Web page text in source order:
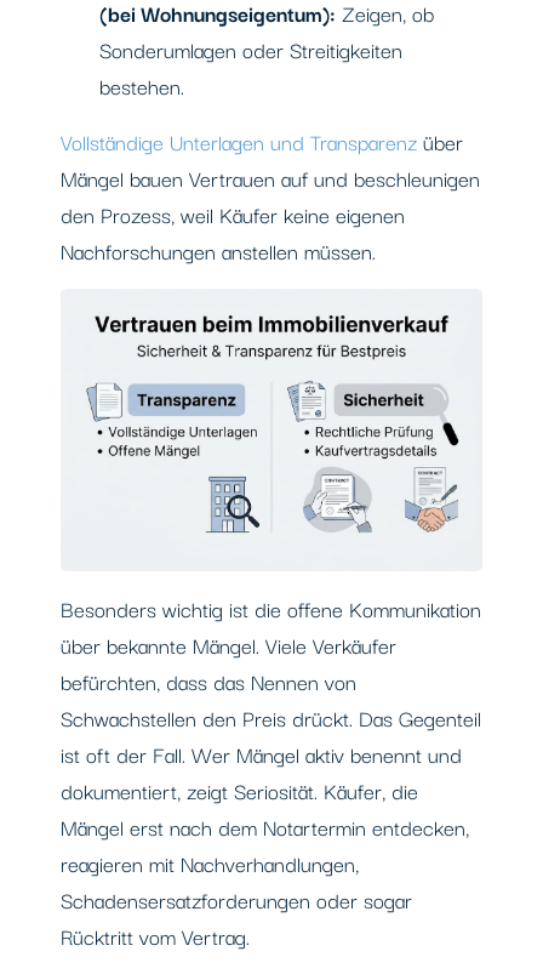
(bei Wohnungseigentum): Zeigen, ob
Sonderumlagen oder Streitigkeiten
bestehen.
Vollständige Unterlagen und Transparenzüber
Mängel bauen Vertrauen auf und beschleunigen
den Prozess, weil Käufer keine eigenen
Nachforschungen anstellen müssen.
Besonders wichtig ist die offene Kommunikation
über bekannte Mängel. Viele Verkäufer
befürchten, dass das Nennen von
Schwachstellen den Preis drückt. Das Gegenteil
ist oft der Fall. Wer Mängel aktiv benennt und
dokumentiert, zeigt Seriosität. Käufer, die
Mängel erst nach dem Notartermin entdecken,
reagieren mit Nachverhandlungen,
Schadensersatzforderungen oder sogar
Rücktritt vom Vertrag.